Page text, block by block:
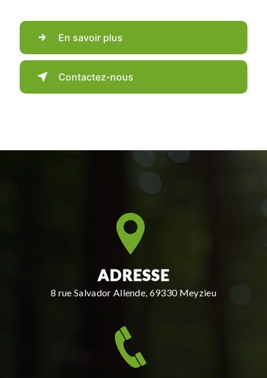
En savoir plus
Contactez-nous
ADRESSE
8 rue Salvador Allende, 69330 Meyzieu